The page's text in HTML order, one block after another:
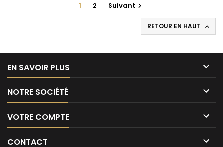
1 2 Suivant 
RETOUR EN HAUT 
EN SAVOIR PLUS 
NOTRE SOCIÉTÉ 
VOTRE COMPTE 
CONTACT 